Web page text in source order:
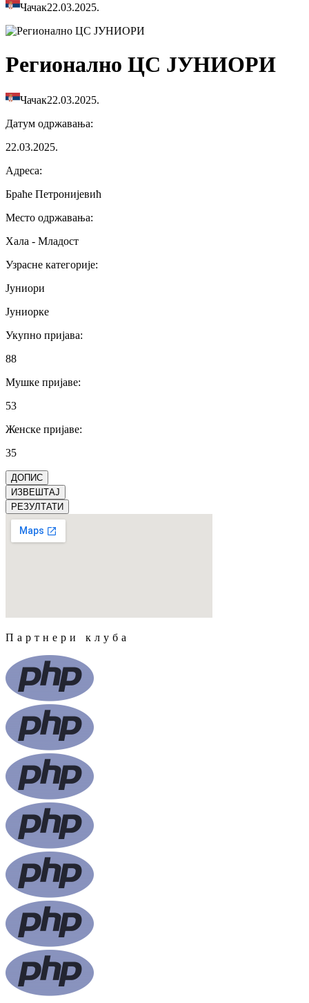
Чачак22.03.2025.
Регионално ЦС ЈУНИОРИ
Чачак22.03.2025.
Датум одржавања:
22.03.2025.
Адреса:
Браће Петронијевић
Место одржавања:
Хала - Младост
Узрасне категорије:
Јуниори
Јуниорке
Укупно пријава:
88
Мушке пријаве:
53
Женске пријаве:
35
ДОПИС
ИЗВЕШТАЈ
РЕЗУЛТАТИ
Партнери клуба